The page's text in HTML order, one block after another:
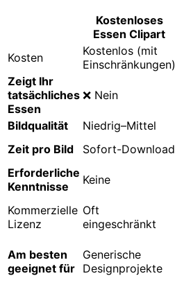
Kostenloses
Essen Clipart
Kosten
Kostenlos (mit
Einschränkungen)
Zeigt Ihr
tatsächliches
Essen
❌ Nein
Bildqualität Niedrig–Mittel
Zeit pro Bild
Sofort-Download
Erforderliche
Kenntnisse
Keine
Kommerzielle
Lizenz
Oft
eingeschränkt
Am besten
geeignet für
Generische
Designprojekte